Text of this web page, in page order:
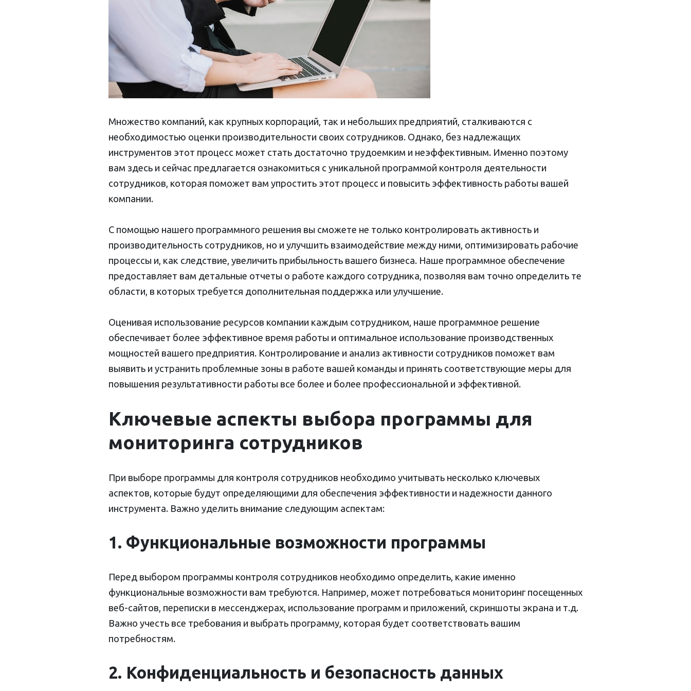
Множество компаний, как крупных корпораций, так и небольших предприятий, сталкиваются с
необходимостью оценки производительности своих сотрудников. Однако, без надлежащих
инструментов этот процесс может стать достаточно трудоемким и неэффективным. Именно поэтому
вам здесь и сейчас предлагается ознакомиться с уникальной программой контроля деятельности
сотрудников, которая поможет вам упростить этот процесс и повысить эффективность работы вашей
компании.
С помощью нашего программного решения вы сможете не только контролировать активность и
производительность сотрудников, но и улучшить взаимодействие между ними, оптимизировать рабочие
процессы и, как следствие, увеличить прибыльность вашего бизнеса. Наше программное обеспечение
предоставляет вам детальные отчеты о работе каждого сотрудника, позволяя вам точно определить те
области, в которых требуется дополнительная поддержка или улучшение.
Оценивая использование ресурсов компании каждым сотрудником, наше программное решение
обеспечивает более эффективное время работы и оптимальное использование производственных
мощностей вашего предприятия. Контролирование и анализ активности сотрудников поможет вам
выявить и устранить проблемные зоны в работе вашей команды и принять соответствующие меры для
повышения результативности работы все более и более профессиональной и эффективной.
Ключевые аспекты выбора программы для
мониторинга сотрудников
При выборе программы для контроля сотрудников необходимо учитывать несколько ключевых
аспектов, которые будут определяющими для обеспечения эффективности и надежности данного
инструмента. Важно уделить внимание следующим аспектам:
1. Функциональные возможности программы
Перед выбором программы контроля сотрудников необходимо определить, какие именно
функциональные возможности вам требуются. Например, может потребоваться мониторинг посещенных
веб-сайтов, переписки в мессенджерах, использование программ и приложений, скриншоты экрана и т.д.
Важно учесть все требования и выбрать программу, которая будет соответствовать вашим
потребностям.
2. Конфиденциальность и безопасность данных